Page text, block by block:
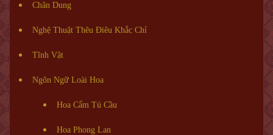
Chân Dung
Nghệ Thuật Thêu Điêu Khắc Chỉ
Tĩnh Vật
Ngôn Ngữ Loài Hoa
Hoa Cẩm Tú Cầu
Hoa Phong Lan